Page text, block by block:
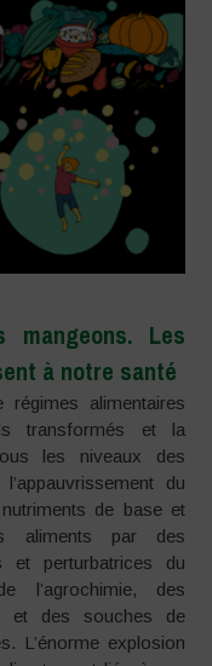
mangeons. Les
à notre santé
alimentaires
transformés et la
les niveaux des
du
de base et
aliments par des
et perturbatrices du
l’agrochimie, des
et des souches de
L’énorme explosion